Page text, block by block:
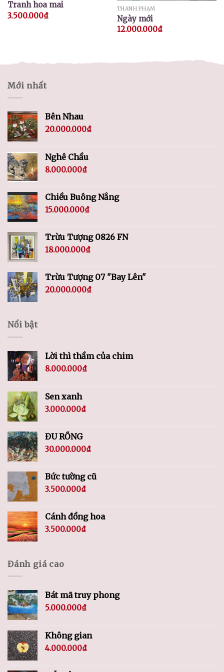
Tranh hoa mai
3.500.000₫
THÀNH PHẠM
Ngày mới
12.000.000₫
Mới nhất
Bên Nhau
20.000.000₫
Nghê Chầu
8.000.000₫
Chiều Buông Nắng
15.000.000₫
Trừu Tượng 0826 FN
18.000.000₫
Trừu Tượng 07 "Bay Lên"
20.000.000₫
Nổi bật
Lời thì thầm của chim
8.000.000₫
Sen xanh
3.000.000₫
ĐU RỒNG
30.000.000₫
Bức tường cũ
3.500.000₫
Cánh đồng hoa
3.500.000₫
Đánh giá cao
Bát mã truy phong
5.000.000₫
Không gian
4.000.000₫